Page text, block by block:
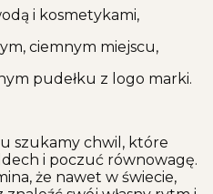
i kosmetykami,
ciemnym miejscu,
pudełku z logo marki.
szukamy chwil, które
i poczuć równowagę.
że nawet w świecie,